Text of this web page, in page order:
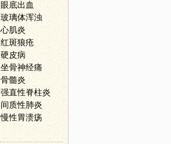
眼底出血
玻璃体浑浊
心肌炎
红斑狼疮
硬皮病
坐骨神经痛
骨髓炎
强直性脊柱炎
间质性肺炎
慢性胃溃疡